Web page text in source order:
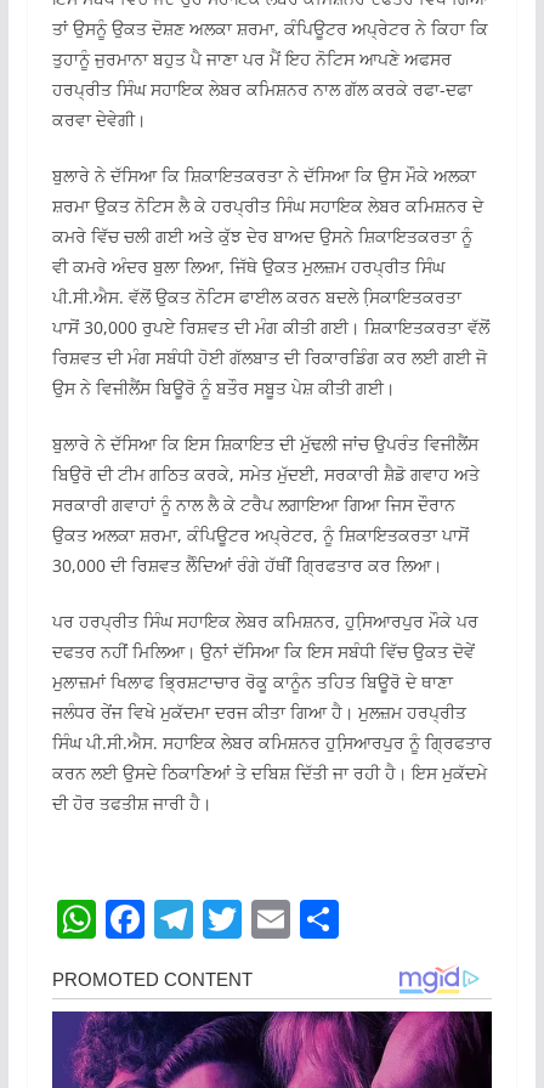
ਤਾਂ ਉਸਨੂੰ ਉਕਤ ਦੋਸ਼ਣ ਅਲਕਾ ਸ਼ਰਮਾ, ਕੰਪਿਊਟਰ ਅਪ੍ਰੇਟਰ ਨੇ ਕਿਹਾ ਕਿ
ਤੁਹਾਨੂੰ ਜੁਰਮਾਨਾ ਬਹੁਤ ਪੈ ਜਾਣਾ ਪਰ ਮੈਂ ਇਹ ਨੋਟਿਸ ਆਪਣੇ ਅਫਸਰ
ਹਰਪ੍ਰੀਤ ਸਿੰਘ ਸਹਾਇਕ ਲੇਬਰ ਕਮਿਸ਼ਨਰ ਨਾਲ ਗੱਲ ਕਰਕੇ ਰਫਾ-ਦਫਾ
ਕਰਵਾ ਦੇਵੇਗੀ।
ਬੁਲਾਰੇ ਨੇ ਦੱਸਿਆ ਕਿ ਸ਼ਿਕਾਇਤਕਰਤਾ ਨੇ ਦੱਸਿਆ ਕਿ ਉਸ ਮੌਕੇ ਅਲਕਾ
ਸ਼ਰਮਾ ਉਕਤ ਨੋਟਿਸ ਲੈ ਕੇ ਹਰਪ੍ਰੀਤ ਸਿੰਘ ਸਹਾਇਕ ਲੇਬਰ ਕਮਿਸ਼ਨਰ ਦੇ
ਕਮਰੇ ਵਿੱਚ ਚਲੀ ਗਈ ਅਤੇ ਕੁੱਝ ਦੇਰ ਬਾਅਦ ਉਸਨੇ ਸ਼ਿਕਾਇਤਕਰਤਾ ਨੂੰ
ਵੀ ਕਮਰੇ ਅੰਦਰ ਬੁਲਾ ਲਿਆ, ਜਿੱਥੇ ਉਕਤ ਮੁਲਜ਼ਮ ਹਰਪ੍ਰੀਤ ਸਿੰਘ
ਪੀ.ਸੀ.ਐਸ. ਵੱਲੋਂ ਉਕਤ ਨੋਟਿਸ ਫਾਈਲ ਕਰਨ ਬਦਲੇ ਸਿ਼ਕਾਇਤਕਰਤਾ
ਪਾਸੋਂ 30,000 ਰੁਪਏ ਰਿਸ਼ਵਤ ਦੀ ਮੰਗ ਕੀਤੀ ਗਈ। ਸ਼ਿਕਾਇਤਕਰਤਾ ਵੱਲੋਂ
ਰਿਸ਼ਵਤ ਦੀ ਮੰਗ ਸਬੰਧੀ ਹੋਈ ਗੱਲਬਾਤ ਦੀ ਰਿਕਾਰਡਿੰਗ ਕਰ ਲਈ ਗਈ ਜੋ
ਉਸ ਨੇ ਵਿਜੀਲੈਂਸ ਬਿਊਰੋ ਨੂੰ ਬਤੌਰ ਸਬੂਤ ਪੇਸ਼ ਕੀਤੀ ਗਈ।
ਬੁਲਾਰੇ ਨੇ ਦੱਸਿਆ ਕਿ ਇਸ ਸ਼ਿਕਾਇਤ ਦੀ ਮੁੱਢਲੀ ਜਾਂਚ ਉਪਰੰਤ ਵਿਜੀਲੈਂਸ
ਬਿਉਰੋ ਦੀ ਟੀਮ ਗਠਿਤ ਕਰਕੇ, ਸਮੇਤ ਮੁੱਦਈ, ਸਰਕਾਰੀ ਸ਼ੈਡੋ ਗਵਾਹ ਅਤੇ
ਸਰਕਾਰੀ ਗਵਾਹਾਂ ਨੂੰ ਨਾਲ ਲੈ ਕੇ ਟਰੈਪ ਲਗਾਇਆ ਗਿਆ ਜਿਸ ਦੌਰਾਨ
ਉਕਤ ਅਲਕਾ ਸ਼ਰਮਾ, ਕੰਪਿਊਟਰ ਅਪ੍ਰੇਟਰ, ਨੂੰ ਸ਼ਿਕਾਇਤਕਰਤਾ ਪਾਸੋਂ
30,000 ਦੀ ਰਿਸ਼ਵਤ ਲੈੰਦਿਆਂ ਰੰਗੇ ਹੱਥੀਂ ਗ੍ਰਿਫਤਾਰ ਕਰ ਲਿਆ।
ਪਰ ਹਰਪ੍ਰੀਤ ਸਿੰਘ ਸਹਾਇਕ ਲੇਬਰ ਕਮਿਸ਼ਨਰ, ਹੁਸਿ਼ਆਰਪੁਰ ਮੌਕੇ ਪਰ
ਦਫਤਰ ਨਹੀਂ ਮਿਲਿਆ। ਉਨਾਂ ਦੱਸਿਆ ਕਿ ਇਸ ਸਬੰਧੀ ਵਿੱਚ ਉਕਤ ਦੋਵੇਂ
ਮੁਲਾਜ਼ਮਾਂ ਖਿਲਾਫ ਭ੍ਰਿਸ਼ਟਾਚਾਰ ਰੋਕੂ ਕਾਨੂੰਨ ਤਹਿਤ ਬਿਊਰੋ ਦੇ ਥਾਣਾ
ਜਲੰਧਰ ਰੇਂਜ ਵਿਖੇ ਮੁਕੱਦਮਾ ਦਰਜ ਕੀਤਾ ਗਿਆ ਹੈ। ਮੁਲਜ਼ਮ ਹਰਪ੍ਰੀਤ
ਸਿੰਘ ਪੀ.ਸੀ.ਐਸ. ਸਹਾਇਕ ਲੇਬਰ ਕਮਿਸ਼ਨਰ ਹੁਸਿ਼ਆਰਪੁਰ ਨੂੰ ਗ੍ਰਿਫਤਾਰ
ਕਰਨ ਲਈ ਉਸਦੇ ਠਿਕਾਣਿਆਂ ਤੇ ਦਬਿਸ਼ ਦਿੱਤੀ ਜਾ ਰਹੀ ਹੈ। ਇਸ ਮੁਕੱਦਮੇ
ਦੀ ਹੋਰ ਤਫਤੀਸ਼ ਜਾਰੀ ਹੈ।
W
at
s
A
F
c
e
b
T
e
gr
a
T
itt
er
E
ai
l
S
ar
e